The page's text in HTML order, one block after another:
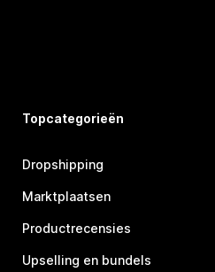
Topcategorieën
Dropshipping
Marktplaatsen
Productrecensies
Upselling en bundels